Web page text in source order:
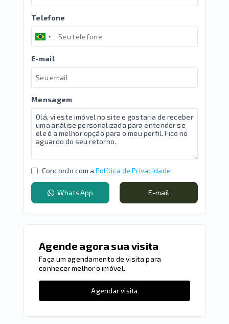
Telefone
E-mail
Mensagem
Concordo com a Política de Privacidade
WhatsApp E-mail
Agende agora sua visita
Faça um agendamento de visita para
conhecer melhor o imóvel.
Agendar visita